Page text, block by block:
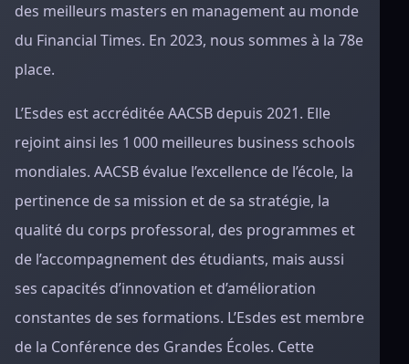
des meilleurs masters en management au monde
du Financial Times. En 2023, nous sommes à la 78e
place.
L’Esdes est accréditée AACSB depuis 2021. Elle
rejoint ainsi les 1 000 meilleures business schools
mondiales. AACSB évalue l’excellence de l’école, la
pertinence de sa mission et de sa stratégie, la
qualité du corps professoral, des programmes et
de l’accompagnement des étudiants, mais aussi
ses capacités d’innovation et d’amélioration
constantes de ses formations. L’Esdes est membre
de la Conférence des Grandes Écoles. Cette